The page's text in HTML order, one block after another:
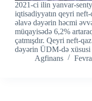
2021-ci ilin yanvar-
iqtisadiyyatın qeyri neft-
əlavə dəyərin həcmi
müqayisədə 6,2%
çatmışdır. Qeyri neft-
dəyərin ÜDM-də
Agfinans